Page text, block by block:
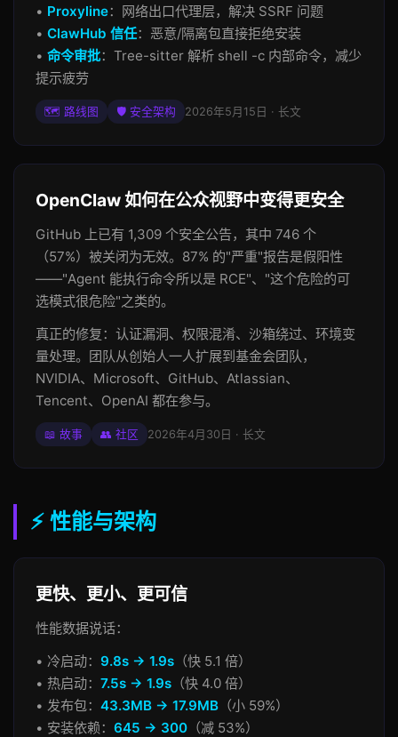
• Proxyline：网络出口代理层，解决 SSRF 问题
• ClawHub 信任：恶意/隔离包直接拒绝安装
• 命令审批：Tree-sitter 解析 shell -c 内部命令，减少
提示疲劳
🗺️ 路线图 🛡️ 安全架构 2026年5月15日 · 长文
OpenClaw 如何在公众视野中变得更安全
GitHub 上已有 1,309 个安全公告，其中 746 个
（57%）被关闭为无效。87% 的"严重"报告是假阳性
——"Agent 能执行命令所以是 RCE"、"这个危险的可
选模式很危险"之类的。
真正的修复：认证漏洞、权限混淆、沙箱绕过、环境变
量处理。团队从创始人一人扩展到基金会团队，
NVIDIA、Microsoft、GitHub、Atlassian、
Tencent、OpenAI 都在参与。
📖 故事 👥 社区 2026年4月30日 · 长文
⚡ 性能与架构
更快、更小、更可信
性能数据说话：
• 冷启动： 9.8s → 1.9s （快 5.1 倍）
• 热启动： 7.5s → 1.9s （快 4.0 倍）
• 发布包： 43.3MB → 17.9MB （小 59%）
• 安装依赖： 645 → 300 （减 53%）